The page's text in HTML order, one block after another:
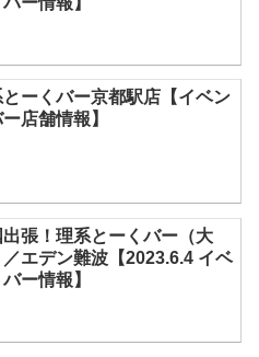
とーくバー京都駅店【イベン
ー店舗情報】
出張！理系とーくバー（大
／エデン難波【2023.6.4 イベ
ー情報】